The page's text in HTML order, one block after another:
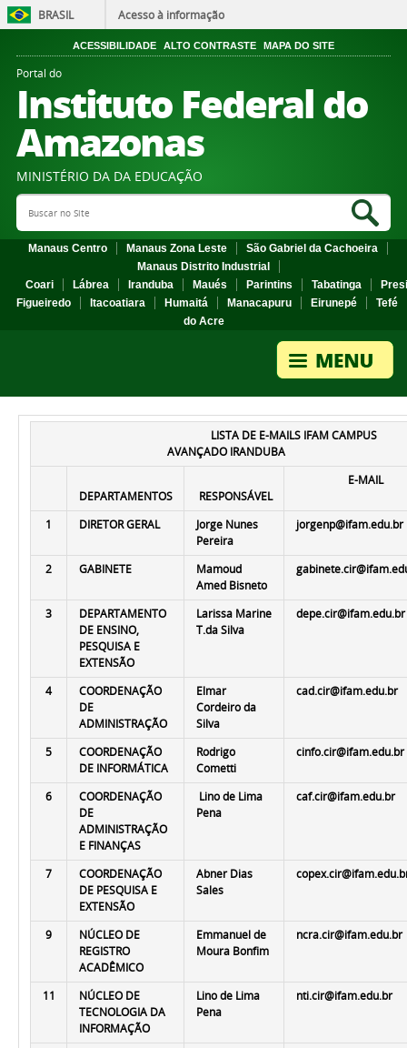
BRASIL Acesso à informação
ACESSIBILIDADE ALTO CONTRASTE MAPA DO SITE
Portal do
Instituto Federal do
Amazonas
MINISTÉRIO DA DA EDUCAÇÃO
Search Site
Manaus Centro Manaus Zona Leste
São Gabriel da Cachoeira
Manaus Distrito Industrial
Coari
Lábrea Iranduba Maués Parintins Tabatinga
Figueiredo
Itacoatiara Humaitá Manacapuru Eirunepé
Tefé
do Acre
LISTA DE E-MAILS IFAM CAMPUS
AVANÇADO IRANDUBA
DEPARTAMENTOS RESPONSÁVEL
E-MAIL
1 DIRETOR GERAL
Jorge Nunes
Pereira
jorgenp@ifam.edu.br
2 GABINETE
Mamoud
Amed Bisneto
3
DEPARTAMENTO
DE ENSINO,
PESQUISA E
EXTENSÃO
Larissa Marine
T.da Silva
depe.cir@ifam.edu.br
4
COORDENAÇÃO
DE
ADMINISTRAÇÃO
Elmar
Cordeiro da
Silva
cad.cir@ifam.edu.br
5
COORDENAÇÃO
DE INFORMÁTICA
Rodrigo
Cometti
cinfo.cir@ifam.edu.br
6
COORDENAÇÃO
DE
ADMINISTRAÇÃO
E FINANÇAS
Lino de Lima
Pena
caf.cir@ifam.edu.br
7
COORDENAÇÃO
DE PESQUISA E
EXTENSÃO
Abner Dias
Sales
9
NÚCLEO DE
REGISTRO
ACADÊMICO
Emmanuel de
Moura Bonfim
ncra.cir@ifam.edu.br
11
NÚCLEO DE
TECNOLOGIA DA
INFORMAÇÃO
Lino de Lima
Pena
nti.cir@ifam.edu.br